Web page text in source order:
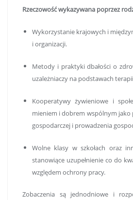
Rzeczowość wykazywana poprzez
Wykorzystanie krajowych i
i organizacji.
Metody i praktyki dbałości o
uzależniaczy na podstawach
Kooperatywy żywieniowe i
mieniem i dobrem wspólnym jako
gospodarczej i prowadzenia
Wolne klasy w szkołach oraz
stanowiące uzupełnienie co do
względem ochrony pracy.
Zobaczenia są jednodniowe i